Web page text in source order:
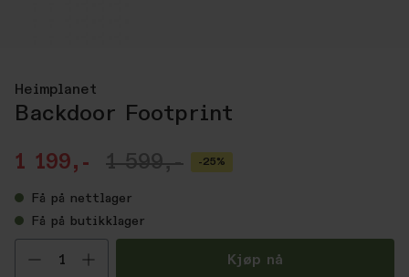
Heimplanet
Backdoor Footprint
1 199,- 1 599,- -25%
Få på nettlager
Få på butikklager
Velg antall Kjøp nå